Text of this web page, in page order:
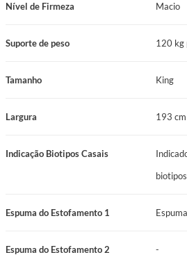
Nível de Firmeza: Macio
Manutenção: No turn
Garantia: 12 Meses
Comprimento: 203 cm
Altura: 70 cm
Indicação Biotipos Casais: Indicado também
Nível de Firmeza Macio
Suporte de peso 120 kg
Tamanho King
Largura 193 cm
Indicação Biotipos Casais
Espuma do Estofamento 1
Espuma do Estofamento 2 -